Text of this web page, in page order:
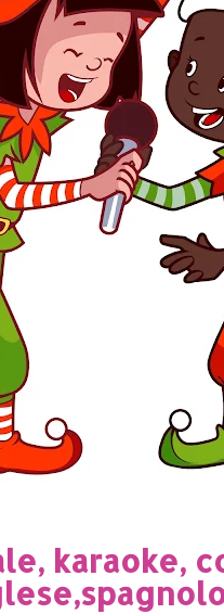
karaoke,